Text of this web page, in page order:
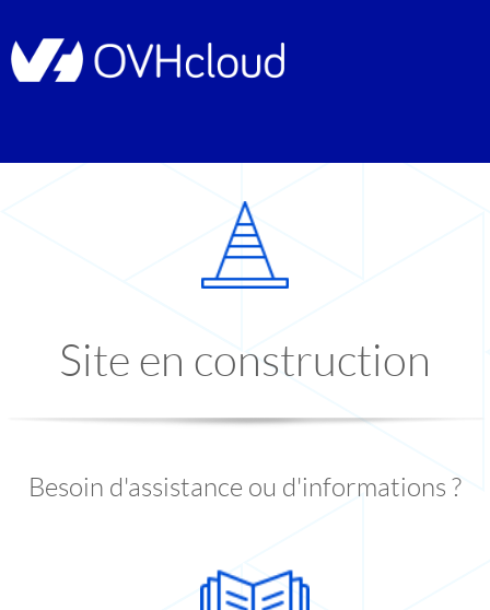
Site en construction
Besoin d'assistance ou d'informations ?